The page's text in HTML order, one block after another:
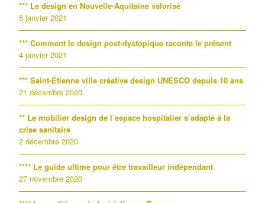
*** Le design en Nouvelle-Aquitaine valorisé
6 janvier 2021
*** Comment le design post-dystopique raconte le présent
4 janvier 2021
*** Saint-Étienne ville créative design UNESCO depuis 10 ans
21 décembre 2020
** Le mobilier design de l’espace hospitalier s’adapte à la
crise sanitaire
2 décembre 2020
**** Le guide ultime pour être travailleur indépendant
27 novembre 2020